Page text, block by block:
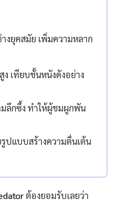
งยุคสมัย เพิ่มความหลาก
เทียบชั้นหนังดังอย่าง
ลึกซึ้ง ทำให้ผู้ชมผูกพัน
ปแบบสร้างความตื่นเต้น
ต้องยอมรับเลยว่า